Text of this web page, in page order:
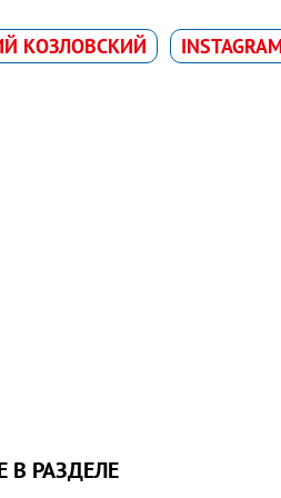
КОЗЛОВСКИЙ
В РАЗДЕЛЕ